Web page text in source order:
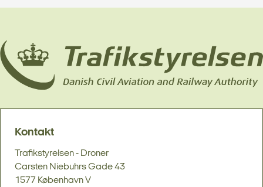
Kontakt
Trafikstyrelsen - Droner
Carsten Niebuhrs Gade 43
1577 København V